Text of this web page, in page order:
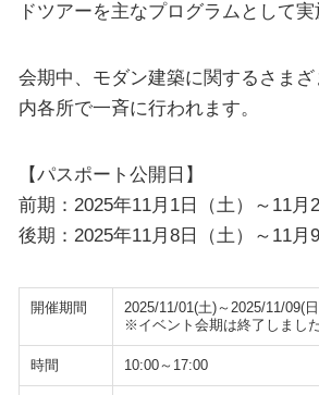
ドツアーを主なプログラムとして実
会期中、モダン建築に関するさま
内各所で一斉に行われます。
【パスポート公開日】
前期：2025年11月1日（土）～11月2
後期：2025年11月8日（土）～11月9
開催期間
2025/11/01(土)～2025/11/09(
※イベント会期は終了しまし
時間 10:00～17:00